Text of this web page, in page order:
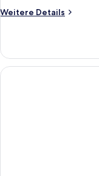
Weitere Details
Weitere
2 Schlafzimmer
(5
people)